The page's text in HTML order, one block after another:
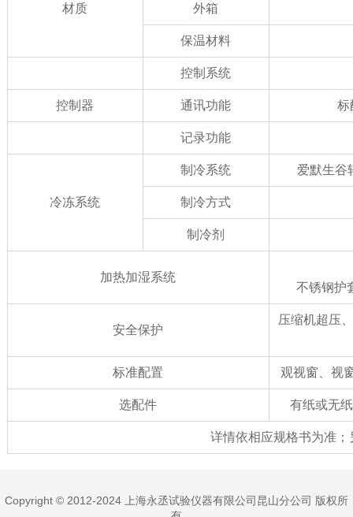
材质 外箱
保温材料
控制系统
控制器 通讯功能 标
记录功能
冷冻系统
制冷系统 爱默生谷
制冷方式
制冷剂
加热加湿系统
不锈钢护
安全保护
压缩机超压
标准配置 观视窗、视
选配件 有纸或无
详情依相应规格书为准
Copyright © 2012-2024 上海永丞试验仪器有限公司昆山分公司 版权所